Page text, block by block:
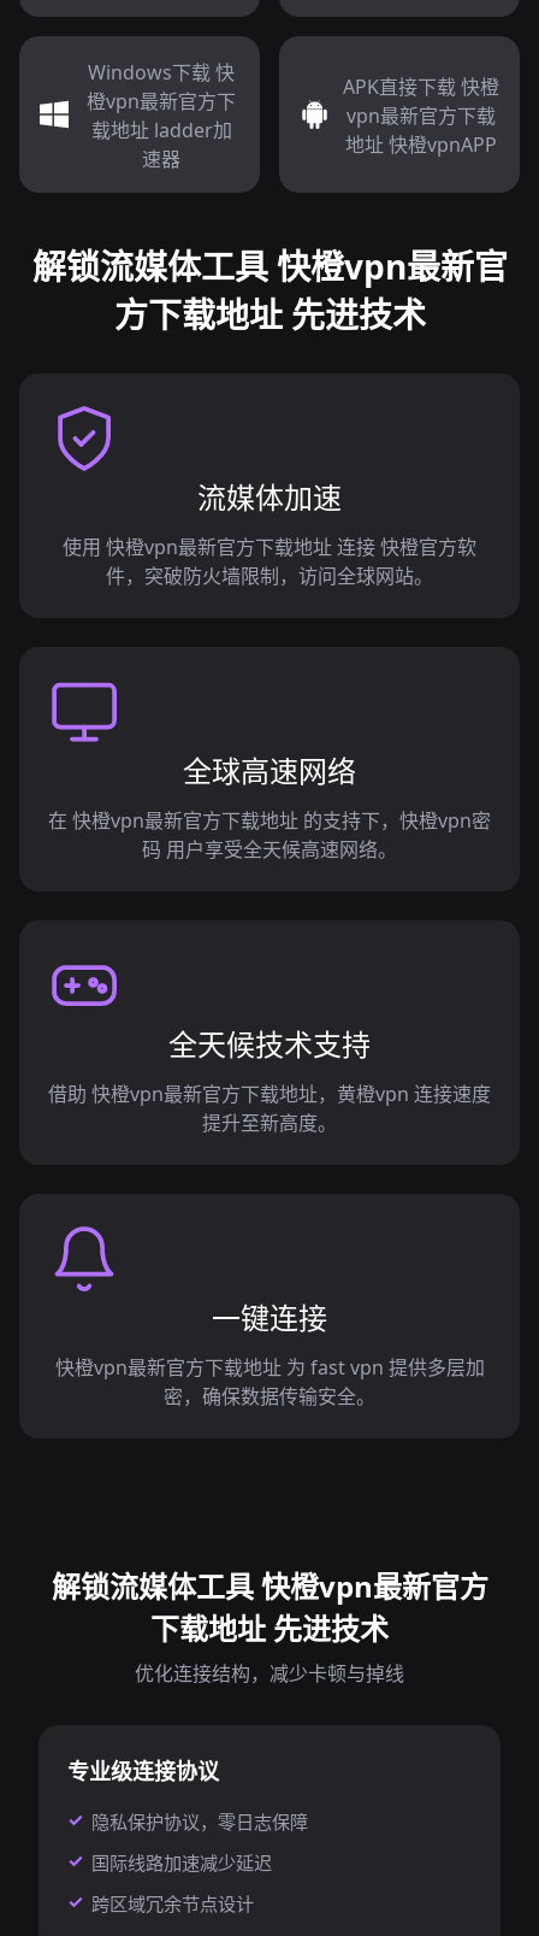
Windows下载 快
橙vpn最新官方下
载地址 ladder加
速器
APK直接下载 快橙
vpn最新官方下载
地址 快橙vpnAPP
解锁流媒体工具 快橙vpn最新官
方下载地址 先进技术
流媒体加速
使用 快橙vpn最新官方下载地址 连接 快橙官方软
件，突破防火墙限制，访问全球网站。
全球高速网络
在 快橙vpn最新官方下载地址 的支持下，快橙vpn密
码 用户享受全天候高速网络。
全天候技术支持
借助 快橙vpn最新官方下载地址，黄橙vpn 连接速度
提升至新高度。
一键连接
快橙vpn最新官方下载地址 为 fast vpn 提供多层加
密，确保数据传输安全。
解锁流媒体工具 快橙vpn最新官方
下载地址 先进技术
优化连接结构，减少卡顿与掉线
专业级连接协议
隐私保护协议，零日志保障
国际线路加速减少延迟
跨区域冗余节点设计